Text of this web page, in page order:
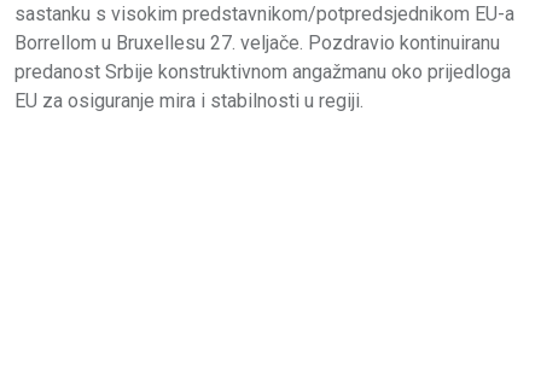
sastanku s visokim predstavnikom/potpredsjednikom EU-a
Borrellom u Bruxellesu 27. veljače. Pozdravio kontinuiranu
predanost Srbije konstruktivnom angažmanu oko prijedloga
EU za osiguranje mira i stabilnosti u regiji.